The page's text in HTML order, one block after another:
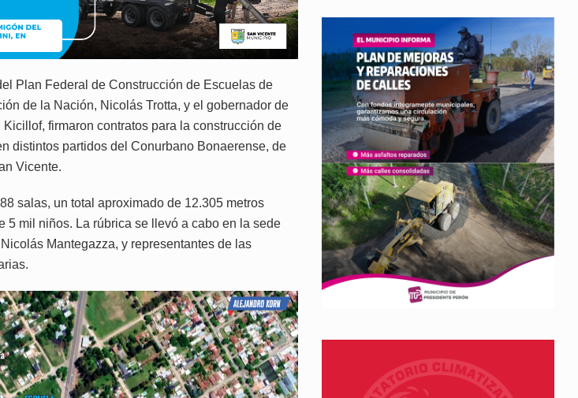
Plan Federal de Construcción de Escuelas de
de la Nación, Nicolás Trotta, y el gobernador de
firmaron contratos para la construcción de
distintos partidos del Conurbano Bonaerense, de
Vicente.
salas, un total aproximado de 12.305 metros
5 mil niños. La rúbrica se llevó a cabo en la sede
Mantegazza, y representantes de las